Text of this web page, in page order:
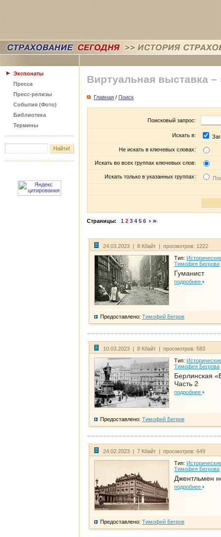
Экспонаты
Пресса
Пресс-релизы
События (Фото)
Библиотека
Термины
Виртуальная выставка –
Главная / Поиск
Поисковый запрос:
Искать в:
Не искать в ключевых словах:
Искать во всех группах ключевых слов:
Искать только в указанных группах:
Страницы: 1 2 3 4 5 6
24.03.2023 | 8 Кбайт | просмотров: 1222
Тип:
Тимофея Бегрова
Гуманист
подробнее
Предоставлено: Тимофей Бегров
10.03.2023 | 8 Кбайт | просмотров: 583
Тип:
Тимофея Бегрова
Берлинская
Часть 2
подробнее
Предоставлено: Тимофей Бегров
24.02.2023 | 7 Кбайт | просмотров: 649
Тип:
Тимофея Бегрова
Джентльмен
подробнее
Предоставлено: Тимофей Бегров